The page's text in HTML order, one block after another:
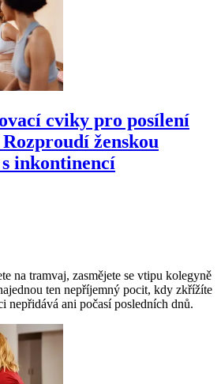
cviky pro posílení
ženskou
inkontinencí
na tramvaj, zasmějete se vtipu kolegyně
ten nepříjemný pocit, kdy zkřížíte
nepřidává ani počasí posledních dnů.